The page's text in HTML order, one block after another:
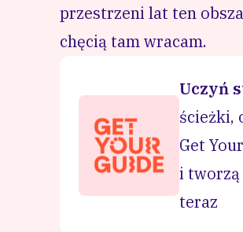
przestrzeni lat ten
chęcią tam wracam.
Uczyń
ścieżki,
Get
i tworzą
teraz